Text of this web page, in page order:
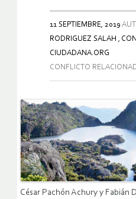
11 SEPTIEMBRE, 2019
RODRIGUEZ SALAH ,
CIUDADANA.ORG
CONFLICTO
César Pachón Achury y Fabián